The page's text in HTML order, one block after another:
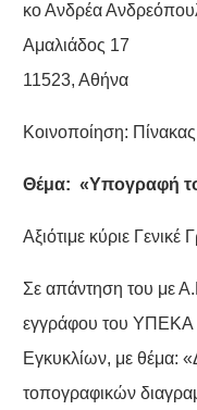
κο Ανδρέα
Αμαλιάδος 17
11523, Αθήνα
Κοινοποίηση:
Θέμα: «Υπογραφή
Αξιότιμε κύριε Γενικέ
Σε απάντηση του με
εγγράφου του ΥΠΕΚΑ
Εγκυκλίων, με θέμα:
τοπογραφικών